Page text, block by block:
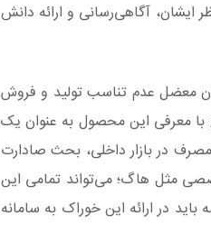
ایشان، آگاهی‌رسانی و ارائه دانش
معضل عدم تناسب تولید و فروش
معرفی این محصول به عنوان یک
مصرف در بازار داخلی، بحث صادارت
مثل هاگ؛ می‌تواند تمامی این
در ارائه این خوراک به سامانه